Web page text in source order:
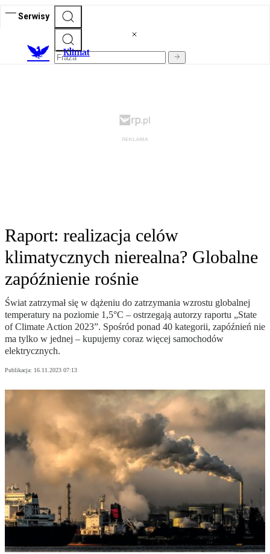
Serwisy
Klimat
Raport: realizacja celów
klimatycznych nierealna? Globalne
zapóźnienie rośnie
Świat zatrzymał się w dążeniu do zatrzymania wzrostu globalnej
temperatury na poziomie 1,5°C – ostrzegają autorzy raportu „State
of Climate Action 2023”. Spośród ponad 40 kategorii, zapóźnień nie
ma tylko w jednej – kupujemy coraz więcej samochodów
elektrycznych.
Publikacja: 16.11.2023 07:13